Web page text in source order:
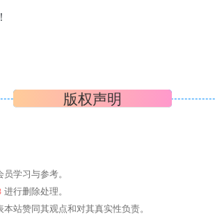
版权声明
学习与参考。
进行删除处理。
站赞同其观点和对其真实性负责。